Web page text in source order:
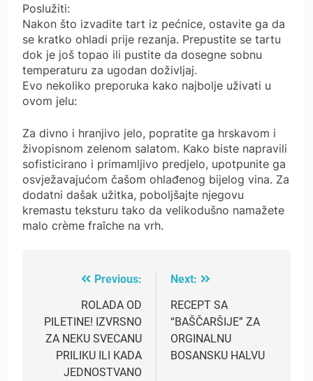
Poslužiti:
Nakon što izvadite tart iz pećnice, ostavite ga da
se kratko ohladi prije rezanja. Prepustite se tartu
dok je još topao ili pustite da dosegne sobnu
temperaturu za ugodan doživljaj.
Evo nekoliko preporuka kako najbolje uživati ​​u
ovom jelu:
Za divno i hranjivo jelo, popratite ga hrskavom i
živopisnom zelenom salatom. Kako biste napravili
sofisticirano i primamljivo predjelo, upotpunite ga
osvježavajućom čašom ohlađenog bijelog vina. Za
dodatni dašak užitka, poboljšajte njegovu
kremastu teksturu tako da velikodušno namažete
malo crème fraîche na vrh.
navigation
Previous:
ROLADA OD
PILETINE! IZVRSNO
ZA NEKU SVECANU
PRILIKU ILI KADA
JEDNOSTVANO
Next:
RECEPT SA
“BAŠČARŠIJE” ZA
ORGINALNU
BOSANSKU HALVU